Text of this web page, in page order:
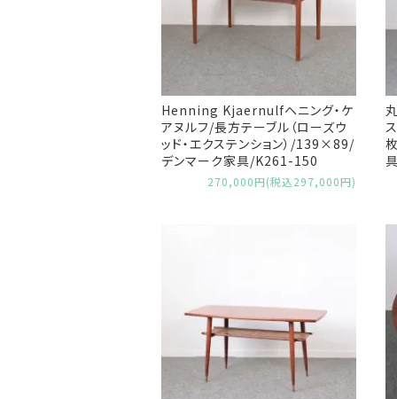
Henning Kjaernulfヘニング・ケ
アヌルフ/長方テーブル（ローズウ
ッド・エクステンション）/139×89/
デンマーク家具/K261-150
270,000円(税込297,000円)